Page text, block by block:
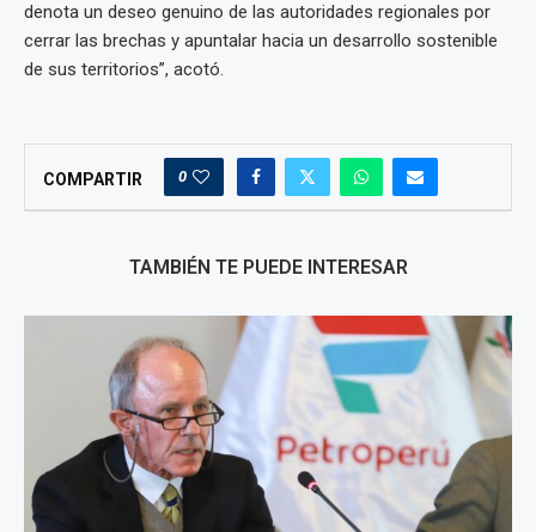
denota un deseo genuino de las autoridades regionales por
cerrar las brechas y apuntalar hacia un desarrollo sostenible
de sus territorios”, acotó.
COMPARTIR 0
TAMBIÉN TE PUEDE INTERESAR